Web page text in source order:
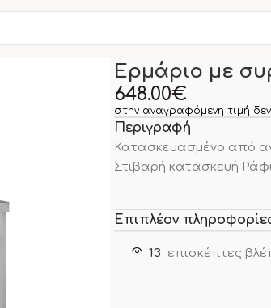
Ερμάριο με
648.00€
στην αναγραφόμενη τιμή
Περιγραφή
Κατασκευασμένο από
Στιβαρή κατασκευή
Επιπλέον
13 επισκέπτες